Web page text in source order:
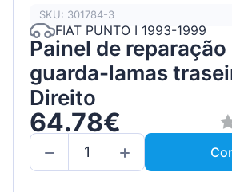
SKU: 301784-3
FIAT PUNTO I 1993-1999
Painel de reparação
guarda-lamas
Direito
64.78€